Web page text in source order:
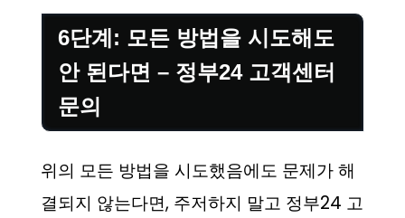
6단계: 모든 방법을 시도해도
안 된다면 – 정부24 고객센터
문의
위의 모든 방법을 시도했음에도 문제가 해
결되지 않는다면, 주저하지 말고 정부24 고